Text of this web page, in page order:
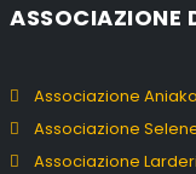
ASSOCIAZIONE
Associazione
Associazione
Associazione